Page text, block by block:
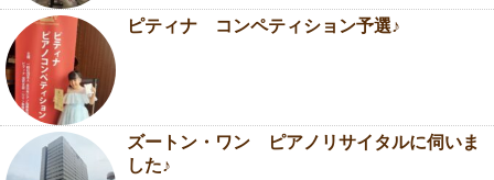
ピティナ コンペティション予選♪
ズートン・ワン ピアノリサイタルに伺いま
した♪